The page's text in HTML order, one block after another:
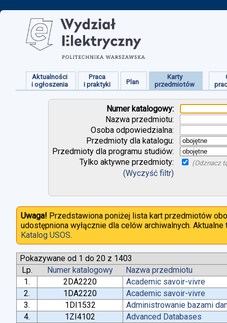
Aktualności
i ogłoszenia
Praca
i praktyki
Plan
Karty
przedmiotów
Numer katalogowy:
Nazwa przedmiotu:
Osoba odpowiedzialna:
Przedmioty dla katalogu:
Przedmioty dla programu studiów:
Tylko aktywne przedmioty:
(Odznacz
(Wyczyść filtr)
Uwaga! Przedstawiona poniżej lista kart przedmiotów
udostępniona wyłącznie dla celów archiwalnych.
Katalog USOS.
Pokazywane od 1 do 20 z 1403
Lp.
Numer katalogowy
Nazwa przedmiotu
1.
2DA2220
Academic savoir-vivre
2.
1DA2220
Academic savoir-vivre
3.
1DI1532
Administrowanie bazami
4.
1ZI4102
Advanced Databases